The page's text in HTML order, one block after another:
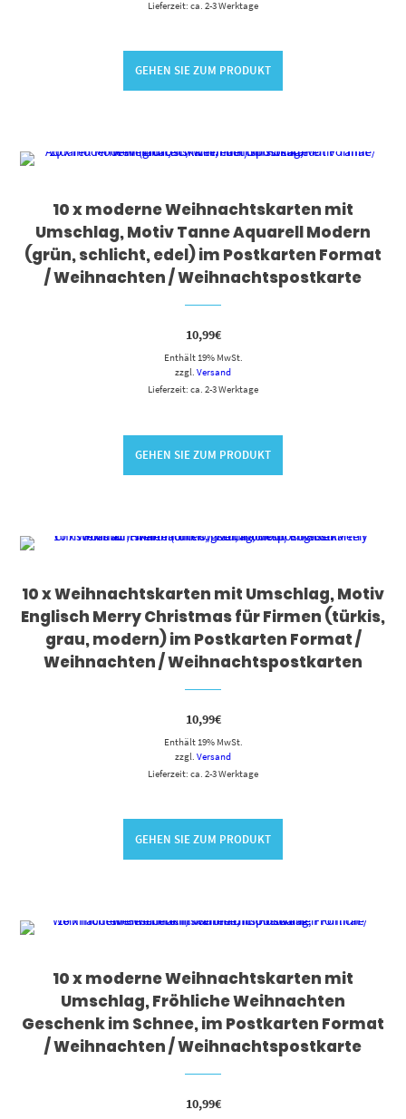
Lieferzeit: ca. 2-3 Werktage
GEHEN SIE ZUM PRODUKT
10 x moderne Weihnachtskarten mit
Umschlag, Motiv Tanne Aquarell Modern
(grün, schlicht, edel) im Postkarten Format
/ Weihnachten / Weihnachtspostkarte
10,99€
Enthält 19% MwSt.
zzgl. Versand
Lieferzeit: ca. 2-3 Werktage
GEHEN SIE ZUM PRODUKT
10 x Weihnachtskarten mit Umschlag, Motiv
Englisch Merry Christmas für Firmen (türkis,
grau, modern) im Postkarten Format /
Weihnachten / Weihnachtspostkarten
10,99€
Enthält 19% MwSt.
zzgl. Versand
Lieferzeit: ca. 2-3 Werktage
GEHEN SIE ZUM PRODUKT
10 x moderne Weihnachtskarten mit
Umschlag, Fröhliche Weihnachten
Geschenk im Schnee, im Postkarten Format
/ Weihnachten / Weihnachtspostkarte
10,99€